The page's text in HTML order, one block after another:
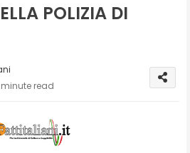
POLIZIA DI
read